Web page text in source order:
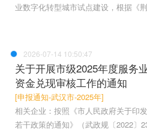
业数字化转型城市试点建设，根据《
2026-07-14 10:50:47
关于开展市级2025年度服务
资金兑现审核工作的通知
[申报通知-武汉市-2025年]
相关企业：按照《市人民政府关于印
若干政策的通知》（武政规〔2022〕